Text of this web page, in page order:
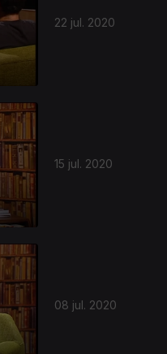
22 jul. 2020
15 jul. 2020
08 jul. 2020